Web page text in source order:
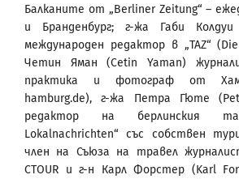
Балканите от „Berliner Zeitung“ –
и Бранденбург; г-жа Габи Колдуи
международен редактор в „TAZ“
Четин Яман (Cetin Yaman)
практика и фотограф от
hamburg.de), г-жа Петра Гюте
редактор на берлинския
Lokalnachrichten“ със собствен
член на Съюза на травел
CTOUR и г-н Карл Форстер (Karl